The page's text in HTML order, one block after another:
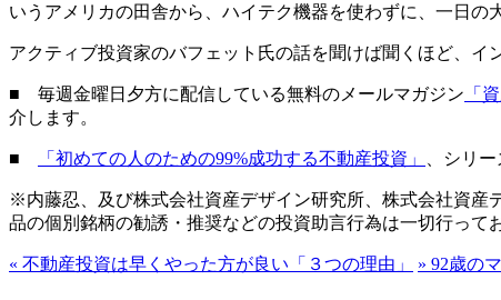
いうアメリカの田舎から、ハイテク機器を使わずに、一日の
アクティブ投資家のバフェット氏の話を聞けば聞くほど、イ
■ 毎週金曜日夕方に配信している無料のメールマガジン 「
介します。
■ 「初めての人のための99%成功する不動産投資」 、シリ
※内藤忍、及び株式会社資産デザイン研究所、株式会社資産
品の個別銘柄の勧誘・推奨などの投資助言行為は一切行って
« 不動産投資は早くやった方が良い「３つの理由」 » 92歳の